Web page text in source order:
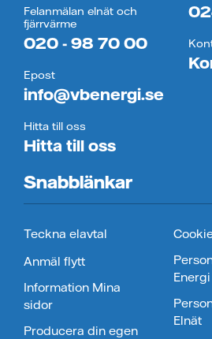
Felanmälan elnät och
fjärrvärme
020 - 98 70 00
Epost
info@vbenergi.se
Hitta till oss
Hitta till oss
Snabblänkar
Teckna elavtal
Anmäl flytt
Information Mina
sidor
Producera din egen
Energi
Elnät